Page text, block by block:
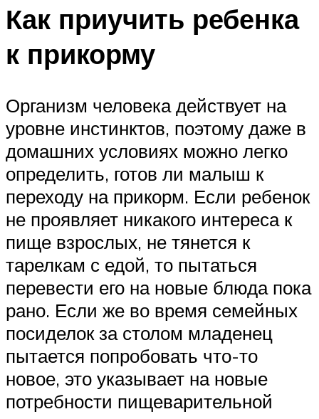
Как приучить ребенка
к прикорму
Организм человека действует на
уровне инстинктов, поэтому даже в
домашних условиях можно легко
определить, готов ли малыш к
переходу на прикорм. Если ребенок
не проявляет никакого интереса к
пище взрослых, не тянется к
тарелкам с едой, то пытаться
перевести его на новые блюда пока
рано. Если же во время семейных
посиделок за столом младенец
пытается попробовать что-то
новое, это указывает на новые
потребности пищеварительной